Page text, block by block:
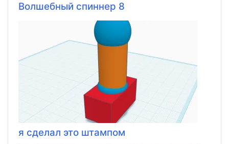
Волшебный спиннер 8
я сделал это штампом